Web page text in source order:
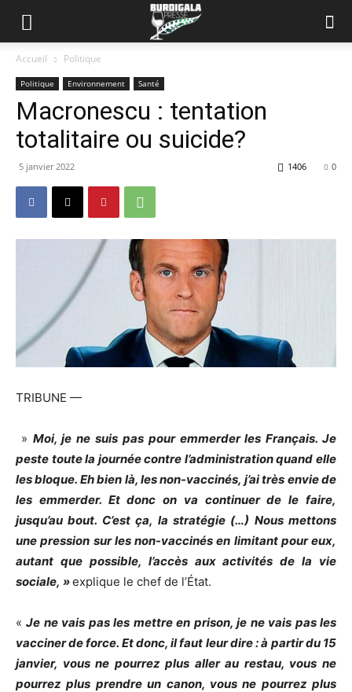
Accueil Politique
Politique Environnement Santé
Macronescu : tentation
totalitaire ou suicide?
5 janvier 2022 0
1406
TRIBUNE —
» Moi, je ne suis pas pour emmerder lesFrançais. Je
peste toute la journée contre l’administration quand elle
les bloque. Eh bien là, les non-vaccinés, j’ai très envie de
les emmerder. Et donc on va continuer de le faire,
jusqu’au bout. C’est ça, la stratégie (…) Nous mettons
une pression sur les non-vaccinés en limitant pour eux,
autant que possible, l’accès aux activités de la vie
sociale, »explique le chef de l’État.
«Je ne vais pas les mettre en prison, je ne vais pas les
vacciner de force. Et donc, il faut leur dire : à partir du 15
janvier, vous ne pourrez plus aller au restau, vous ne
pourrez plus prendre un canon, vous ne pourrez plus